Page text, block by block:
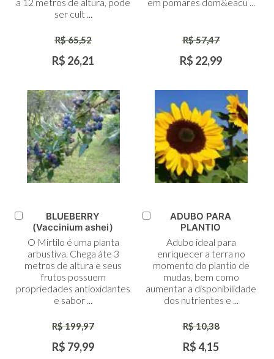
ser cult ...
R$ 65,52
R$ 26,21
R$ 57,47
R$ 22,99
Adicionar
Carrinho
BLUEBERRY
(Vaccinium ashei)
O Mirtilo é uma planta
arbustiva. Chega áte 3
metros de altura e seus
frutos possuem
propriedades antioxidantes
e sabor ...
R$ 199,97
R$ 79,99
Adicionar
Carrinho
ADUBO PARA
PLANTIO
Adubo ideal para
enriquecer a terra no
momento do plantio de
mudas, bem como
aumentar a disponibilidade
dos nutrientes e ...
R$ 10,38
R$ 4,15